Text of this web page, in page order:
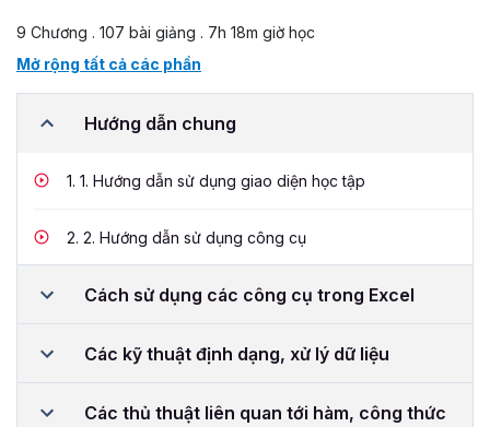
9 Chương . 107 bài giảng . 7h 18m giờ học
Mở rộng tất cả các phần
Hướng dẫn chung
1. 1. Hướng dẫn sử dụng giao diện học tập
2. 2. Hướng dẫn sử dụng công cụ
Cách sử dụng các công cụ trong Excel
Các kỹ thuật định dạng, xử lý dữ liệu
Các thủ thuật liên quan tới hàm, công thức